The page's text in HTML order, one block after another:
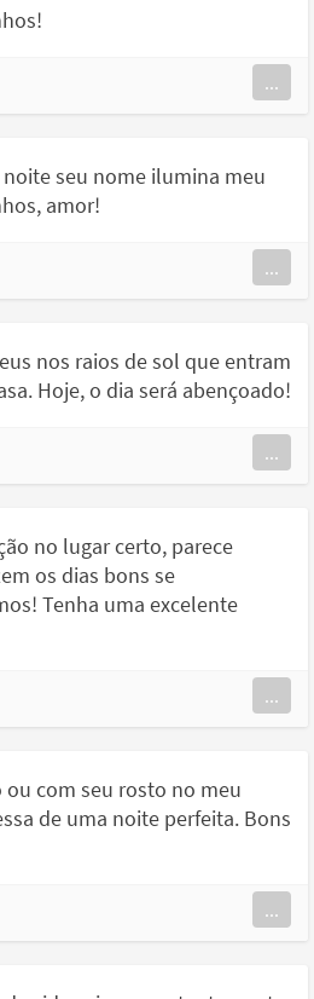
...
seu nome ilumina meu
amor!
...
nos raios de sol que entram
Hoje, o dia será abençoado!
...
no lugar certo, parece
os dias bons se
Tenha uma excelente
...
com seu rosto no meu
de uma noite perfeita. Bons
...